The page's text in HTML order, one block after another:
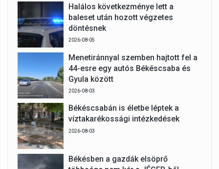
Halálos következménye lett a
baleset után hozott végzetes
döntésnek
2026-08-05
Menetiránnyal szemben hajtott fel a
44-esre egy autós Békéscsaba és
Gyula között
2026-08-03
Békéscsabán is életbe léptek a
víztakarékossági intézkedések
2026-08-03
Békésben a gazdák elsöprő